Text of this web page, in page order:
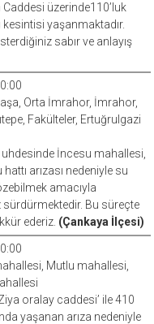
üzerinde110’luk
yaşanmaktadır.
sabır ve anlayış
Orta İmrahor, İmrahor,
Fakülteler, Ertuğrulgazi
İncesu mahallesi,
arızası nedeniyle su
amacıyla
sürdürmektedir. Bu süreçte
ederiz. (Çankaya İlçesi)
Mutlu mahallesi,
oralay caddesi’ ile 410
yaşanan arıza nedeniyle